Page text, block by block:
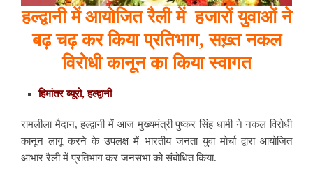
हल्द्वानी में आयोजित रैली में हजारों युवाओं ने
बढ़ चढ़ कर किया प्रतिभाग, सख़्त नकल
विरोधी कानून का किया स्वागत
हिमांतर ब्यूरो, हल्द्वानी
रामलीला मैदान, हल्द्वानी में आज मुख्यमंत्री पुष्कर सिंह धामी ने नकल विरोधी
कानून लागू करने के उपलक्ष में भारतीय जनता युवा मोर्चा द्वारा आयोजित
आभार रैली में प्रतिभाग कर जनसभा को संबोधित किया.